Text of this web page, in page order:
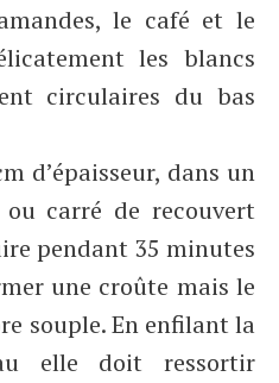
le café et le
les blancs
circulaires du bas
d’épaisseur, dans un
carré de recouvert
pendant 35 minutes
une croûte mais le
souple. En enfilant la
elle doit ressortir